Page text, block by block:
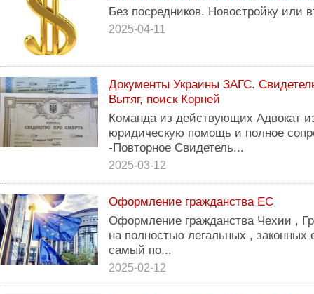
Без посредников. Новостройку или
2025-04-11
Документы Украины ЗАГС.
Вытяг, поиск Корней
Команда из действующих Адвокат
юридическую помощь и полное
-Повторное Свидетель...
2025-03-12
Оформление гражданства ЕС
Оформление гражданства Чехии ,
на полностью легальных ,
самый по...
2025-02-12